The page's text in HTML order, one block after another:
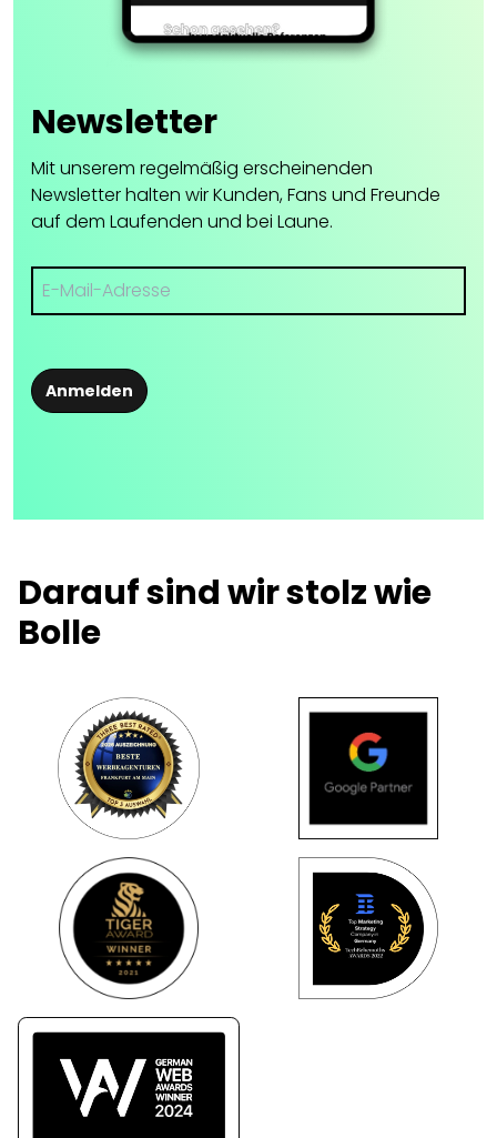
Newsletter
Mit unserem regelmäßig erscheinenden
Newsletter halten wir Kunden, Fans und Freunde
auf dem Laufenden und bei Laune.
Anmelden
Darauf sind wir stolz wie
Bolle